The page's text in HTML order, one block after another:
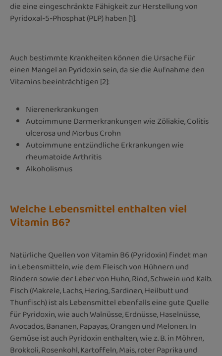
die eine eingeschränkte Fähigkeit zur Herstellung von
Pyridoxal-5-Phosphat (PLP) haben [1].
Auch bestimmte Krankheiten können die Ursache für
einen Mangel an Pyridoxin sein, da sie die Aufnahme den
Vitamins beeinträchtigen [2]:
Nierenerkrankungen
Autoimmune Darmerkrankungen wie Zöliakie, Colitis
ulcerosa und Morbus Crohn
Autoimmune entzündliche Erkrankungen wie
rheumatoide Arthritis
Alkoholismus
Welche Lebensmittel enthalten viel
Vitamin B6?
Natürliche Quellen von Vitamin B6 (Pyridoxin) findet man
in Lebensmitteln, wie dem Fleisch von Hühnern und
Rindern sowie der Leber von Huhn, Rind, Schwein und Kalb.
Fisch (Makrele, Lachs, Hering, Sardinen, Heilbutt und
Thunfisch) ist als Lebensmittel ebenfalls eine gute Quelle
für Pyridoxin, wie auch Walnüsse, Erdnüsse, Haselnüsse,
Avocados, Bananen, Papayas, Orangen und Melonen. In
Gemüse ist auch Pyridoxin enthalten, wie z. B. in Möhren,
Brokkoli, Rosenkohl, Kartoffeln, Mais, roter Paprika und